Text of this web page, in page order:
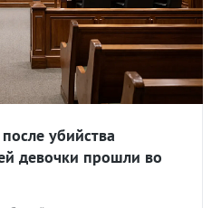
убийства
девочки прошли во